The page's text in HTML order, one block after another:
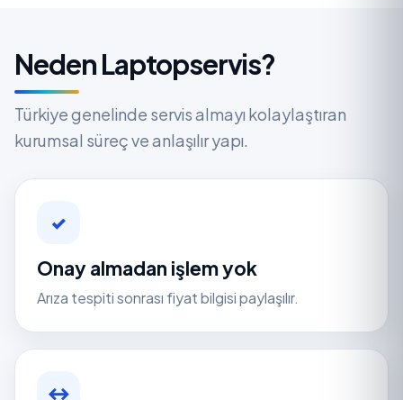
Neden Laptopservis?
Türkiye genelinde servis almayı kolaylaştıran
kurumsal süreç ve anlaşılır yapı.
✓
Onay almadan işlem yok
Arıza tespiti sonrası fiyat bilgisi paylaşılır.
↔